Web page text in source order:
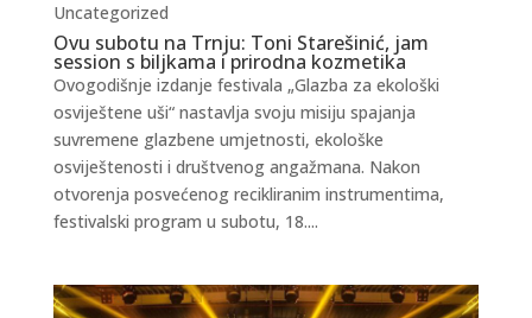
Ovu subotu na Trnju: Toni Starešinić, jam
session s biljkama i prirodna kozmetika
Uncategorized
Ovogodišnje izdanje festivala „Glazba za ekološki
osviještene uši“ nastavlja svoju misiju spajanja
suvremene glazbene umjetnosti, ekološke
osviještenosti i društvenog angažmana. Nakon
otvorenja posvećenog recikliranim instrumentima,
festivalski program u subotu, 18....